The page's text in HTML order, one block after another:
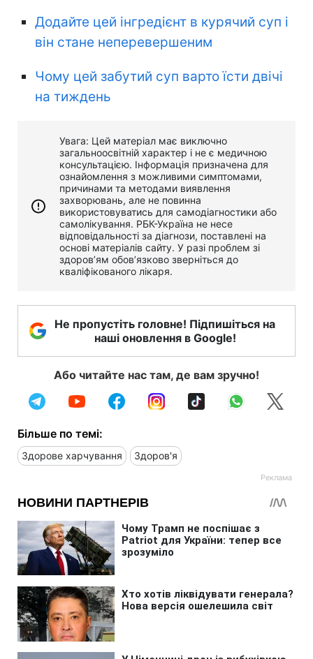
Додайте цей інгредієнт в курячий суп і
він стане неперевершеним
Чому цей забутий суп варто їсти двічі
на тиждень
Увага: Цей матеріал має виключно
загальноосвітній характер і не є медичною
консультацією. Інформація призначена для
ознайомлення з можливими симптомами,
причинами та методами виявлення
захворювань, але не повинна
використовуватись для самодіагностики або
самолікування. РБК-Україна не несе
відповідальності за діагнози, поставлені на
основі матеріалів сайту. У разі проблем зі
здоров’ям обов’язково зверніться до
кваліфікованого лікаря.
Не пропустіть головне! Підпишіться на
наші оновлення в Google!
Або читайте нас там, де вам зручно!
Більше по темі:
Здорове харчування Здоров'я